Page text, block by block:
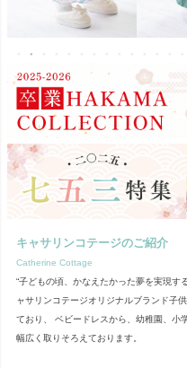
キャサリンコテージのご紹介
Catherine Cottage
“子どもの頃、かなえたかった夢を実現す
ャサリンコテージオリジナルブランド子
ており、 ベビードレスから、幼稚園、小
幅広く取りそろえております。